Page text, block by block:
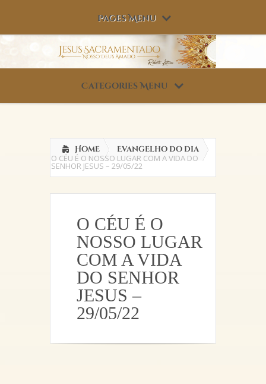
Pages Menu
Categories Menu
Home Evangelho do dia
O CÉU É O NOSSO LUGAR COM A VIDA DO
SENHOR JESUS – 29/05/22
O CÉU É O
NOSSO LUGAR
COM A VIDA
DO SENHOR
JESUS –
29/05/22